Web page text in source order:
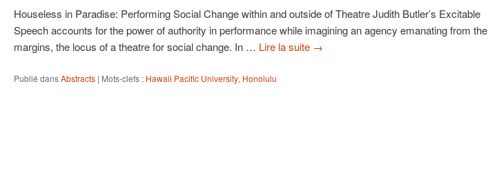
Houseless in Paradise: Performing Social Change within and outside of Theatre Judith Butler’s Excitable
Speech accounts for the power of authority in performance while imagining an agency emanating from the
margins, the locus of a theatre for social change. In … Lire la suite →
Publié dansAbstracts | Mots-clefs : Hawaii Pacific University, Honolulu